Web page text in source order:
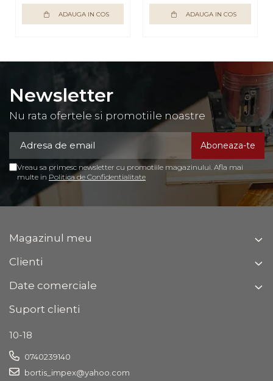
Latime 35 cm
Brand: Bortis Impex
ADAUGA IN COS ADAUGA IN COS
Newsletter
Nu rata ofertele si promotiile noastre
Vreau sa primesc newsletter cu promotiile magazinului. Afla mai
multe in Politica de Confidentialitate
Magazinul meu
Clienti
Date comerciale
Suport clienti
10-18
0740239140
bortis_impex@yahoo.com